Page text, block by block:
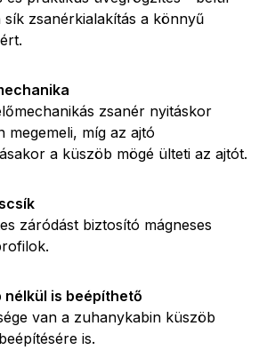
sík zsanérkialakítás a könnyű
zsanér nyitáskor
megemeli, míg az ajtó
a küszöb mögé ülteti az ajtót.
záródást biztosító mágneses
nélkül is beépíthető
van a zuhanykabin küszöb
is.